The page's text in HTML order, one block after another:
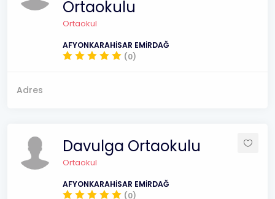
Ortaokulu
Ortaokul
AFYONKARAHİSAR EMİRDAĞ
(0)
Adres
Davulga Ortaokulu
Ortaokul
AFYONKARAHİSAR EMİRDAĞ
(0)